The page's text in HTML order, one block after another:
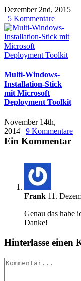
Dezember 2nd, 2015
| 5 Kommentare
Multi-Windows-
Installation-Stick
mit Microsoft
Deployment Toolkit
November 14th,
2014
9 Kommentare
Ein Kommentar
Frank 11.
Genau das habe
Danke!
Hinterlasse einen
Kommentar